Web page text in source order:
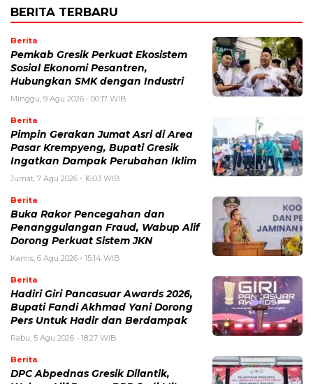
BERITA TERBARU
Berita
Pemkab Gresik Perkuat Ekosistem
Sosial Ekonomi Pesantren,
Hubungkan SMK dengan Industri
Minggu, 9 Agu 2026 - 00:17 WIB
Berita
Pimpin Gerakan Jumat Asri di Area
Pasar Krempyeng, Bupati Gresik
Ingatkan Dampak Perubahan Iklim
Jumat, 7 Agu 2026 - 16:03 WIB
Berita
Buka Rakor Pencegahan dan
Penanggulangan Fraud, Wabup Alif
Dorong Perkuat Sistem JKN
Kamis, 6 Agu 2026 - 15:14 WIB
Berita
Hadiri Giri Pancasuar Awards 2026,
Bupati Fandi Akhmad Yani Dorong
Pers Untuk Hadir dan Berdampak
Rabu, 5 Agu 2026 - 18:27 WIB
Berita
DPC Abpednas Gresik Dilantik,